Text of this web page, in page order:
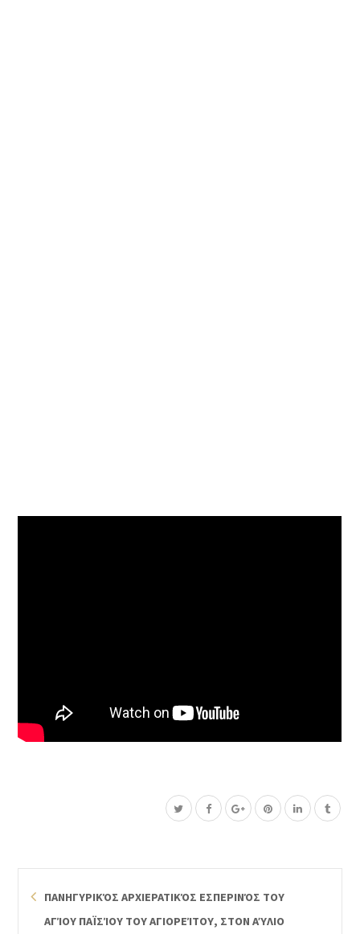
ΠΑΝΗΓΥΡΙΚΌΣ ΑΡΧΙΕΡΑΤΙΚΌΣ ΕΣΠΕΡΙΝΌΣ ΤΟΥ
ΑΓΊΟΥ ΠΑΪΣΊΟΥ ΤΟΥ ΑΓΙΟΡΕΊΤΟΥ, ΣΤΟΝ ΑΎΛΙΟ